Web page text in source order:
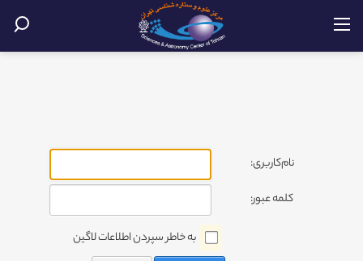
نام‌کاربری:
کلمه عبور:
به خاطر سپردن اطلاعات لاگین